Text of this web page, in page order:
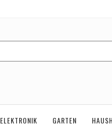
ELEKTRONIK GARTEN